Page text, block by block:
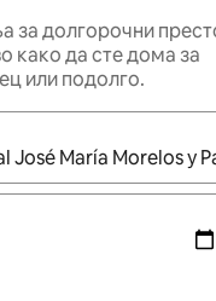
за долгорочни
како да сте дома за
или подолго.
движете се со